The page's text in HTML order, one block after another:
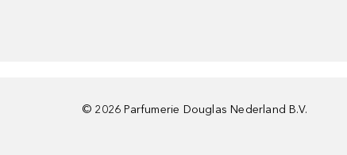
© 2026 Parfumerie Douglas Nederland B.V.